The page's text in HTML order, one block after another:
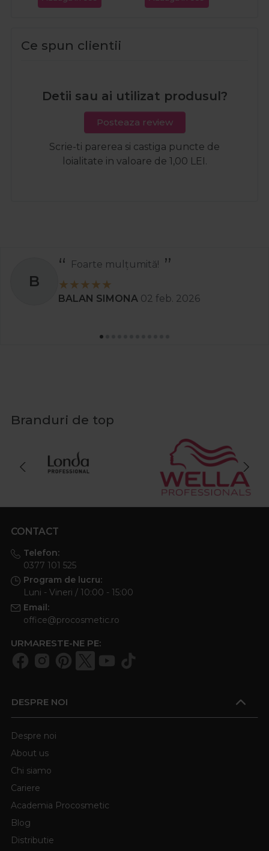
Ce spun clientii
Detii sau ai utilizat produsul?
Posteaza review
Scrie-ti parerea si castiga puncte de
loialitate in valoare de 1,00 LEI.
B
Foarte mulțumită!
BALAN SIMONA 02 feb. 2026
Branduri de top
CONTACT
Telefon:
0377 101 525
Program de lucru:
Luni - Vineri / 10:00 - 15:00
Email:
office@procosmetic.ro
URMARESTE-NE PE:
DESPRE NOI
Despre noi
About us
Chi siamo
Cariere
Academia Procosmetic
Blog
Distributie